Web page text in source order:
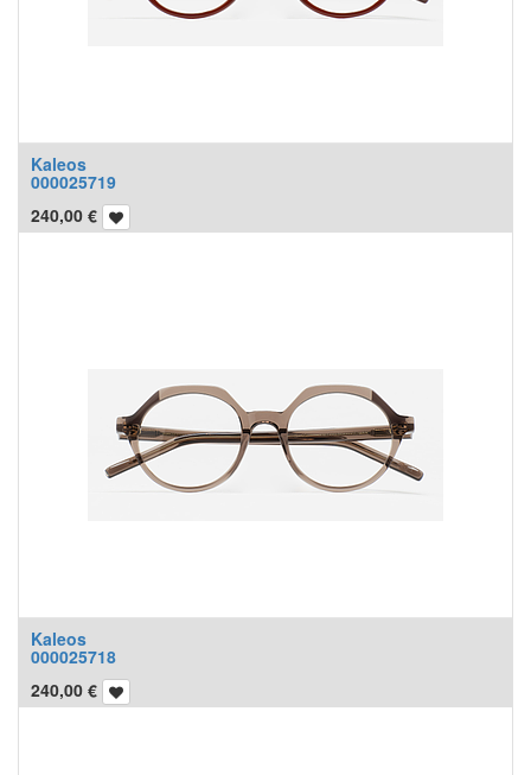
Kaleos
000025719
240,00 €
Kaleos
000025718
240,00 €